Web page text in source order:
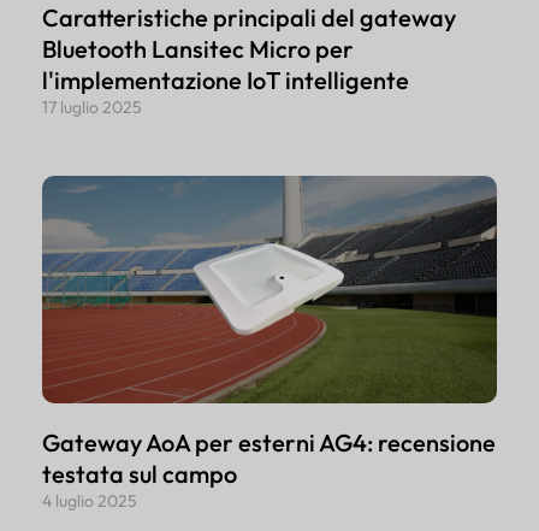
Caratteristiche principali del gateway
Bluetooth Lansitec Micro per
l'implementazione IoT intelligente
17 luglio 2025
Gateway AoA per esterni AG4: recensione
testata sul campo
4 luglio 2025